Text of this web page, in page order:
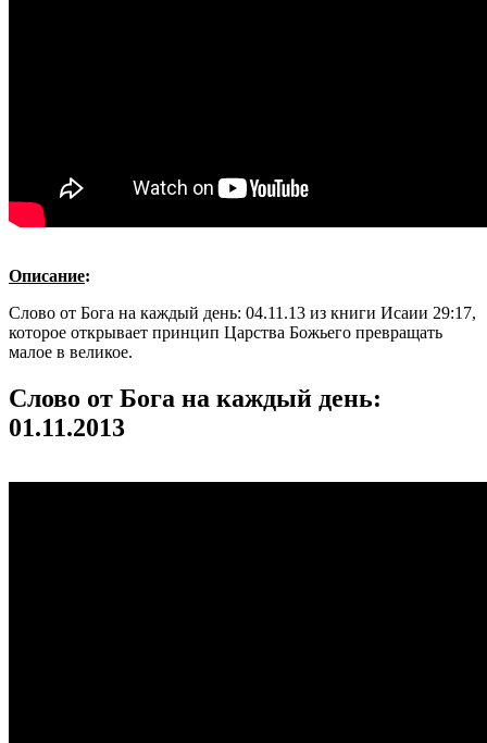
Описание:
Слово от Бога на каждый день: 04.11.13 из книги Исаии 29:17,
которое открывает принцип Царства Божьего превращать
малое в великое.
Слово от Бога на каждый день:
01.11.2013